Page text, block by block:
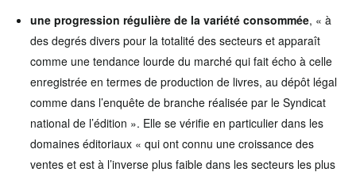
une progression régulière de la variété consommée, « à
des degrés divers pour la totalité des secteurs et apparaît
comme une tendance lourde du marché qui fait écho à celle
enregistrée en termes de production de livres, au dépôt légal
comme dans l’enquête de branche réalisée par le Syndicat
national de l’édition ». Elle se vérifie en particulier dans les
domaines éditoriaux « qui ont connu une croissance des
ventes et est à l’inverse plus faible dans les secteurs les plus